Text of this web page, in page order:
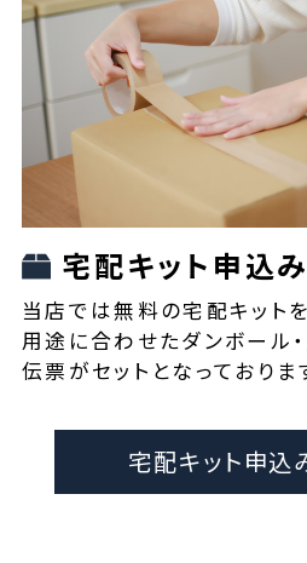
宅配キット申込み
当店では無料の宅配キット
用途に合わせたダンボール
伝票がセットとなっておりま
宅配キット申込